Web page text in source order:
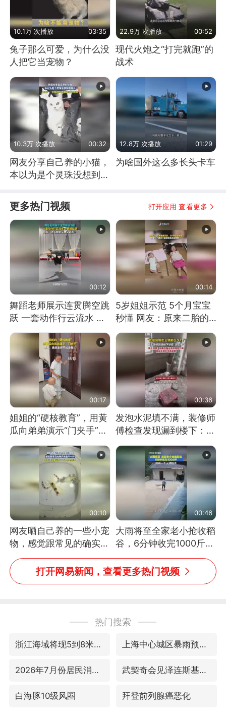
10.1万 次播放 03:35
兔子那么可爱，为什么没
人把它当宠物？
22.9万 次播放 00:52
现代火炮之“打完就跑”的
战术
10.3万 次播放 00:32
网友分享自己养的小猫，
本以为是个灵珠没想到是
12.8万 次播放 01:29
为啥国外这么多长头卡车
更多热门视频 打开应用 查看更多
00:12
舞蹈老师展示连贯腾空跳
跃 一套动作行云流水 节
奏感拉满 网友：怎么做
到又舞又武的？
00:14
5岁姐姐示范 5个月宝宝
秒懂 网友：原来二胎的
快乐长这样
00:17
姐姐的“硬核教育”，用黄
瓜向弟弟演示“门夹手”，
网友：果然言传不如身
教！
00:36
发泡水泥填不满，装修师
傅检查发现漏到楼下：出
风口未延伸到外墙
00:10
网友晒自己养的一些小宠
物，感觉跟常见的确实有
些不一样
00:46
大雨将至全家老小抢收稻
谷，6分钟收完1000斤，
没有一个人掉链子
打开网易新闻，查看更多热门视频
热门搜索
浙江海域将现5到8米巨浪到狂浪 上海中心城区暴雨预警由橙变红
2026年7月份居民消费价格同比上涨0.5% 武契奇会见泽连斯基有何意图
白海豚10级风圈 拜登前列腺癌恶化